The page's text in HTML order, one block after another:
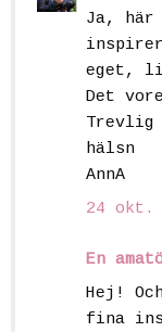
Ja, här
eget,
Det
Trevlig
hälsn
AnnA
24 okt.
En
Hej!
fina